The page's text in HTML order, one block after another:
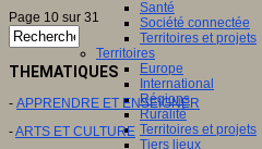
Santé
Société connectée
Territoires et projets
Territoires
Europe
International
Régions
Ruralité
Territoires et projets
Tiers lieux
Page 10 sur 31
THEMATIQUES
- APPRENDRE ET ENSEIGNER
-ARTS ET CULTURE